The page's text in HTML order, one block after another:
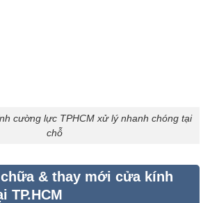
cường lực TPHCM xử lý nhanh chóng tại
chỗ
& thay mới cửa kính
TP.HCM